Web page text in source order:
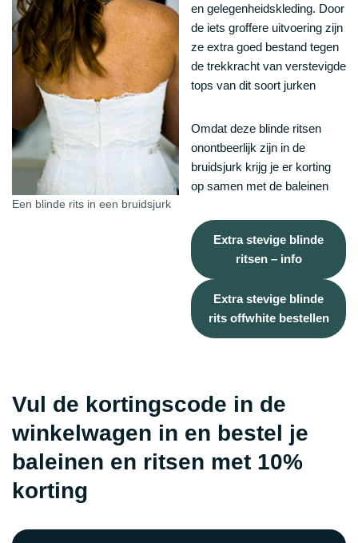
Een blinde rits in een bruidsjurk
en gelegenheidskleding. Door
de iets groffere uitvoering zijn
ze extra goed bestand tegen
de trekkracht van verstevigde
tops van dit soort jurken
Omdat deze blinde ritsen
onontbeerlijk zijn in de
bruidsjurk krijg je er korting
op samen met de baleinen
Extra stevige blinde
ritsen – info
Extra stevige blinde
rits offwhite bestellen
Vul de kortingscode in de
winkelwagen in en bestel je
baleinen en ritsen met 10%
korting